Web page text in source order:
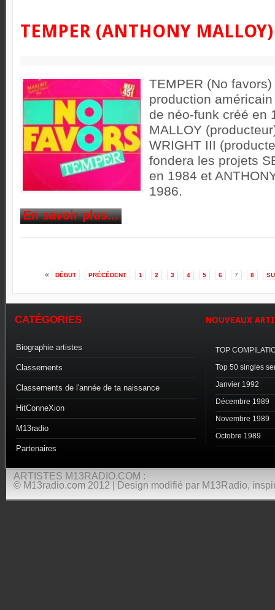
TEMPER (ANTHONY MALLOY)
TEMPER (No
production
de néo-funk créé en
MALLOY
WRIGHT III
fondera les projets
en 1984 et
1986.
En savoir plus...
« DÉBUT PRÉCÉDENT 1 2 3 4 5 6 7 8
CATÉGORIES
Biographie artistes
Classements
Classements de l'année de ta naissance
HitConneXion
M13radio
Partenaires
NOUVEAUX
TOP
Top 50 singles
Janvier 1992
Décembre 1989
Novembre 1989
Octobre 1989
ARTISTES M13RADIO.COM :
© M13radio.com 2012 | Design modifié par M13Radio,